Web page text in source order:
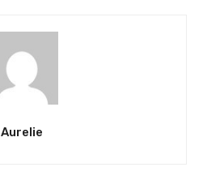
Aurelie